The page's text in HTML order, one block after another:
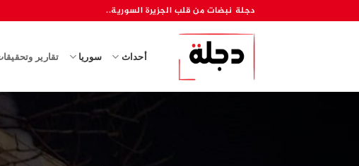
للمحتوى
دجلة نبضات من قلب الجزيرة السورية..
أحداث سوريا تقارير